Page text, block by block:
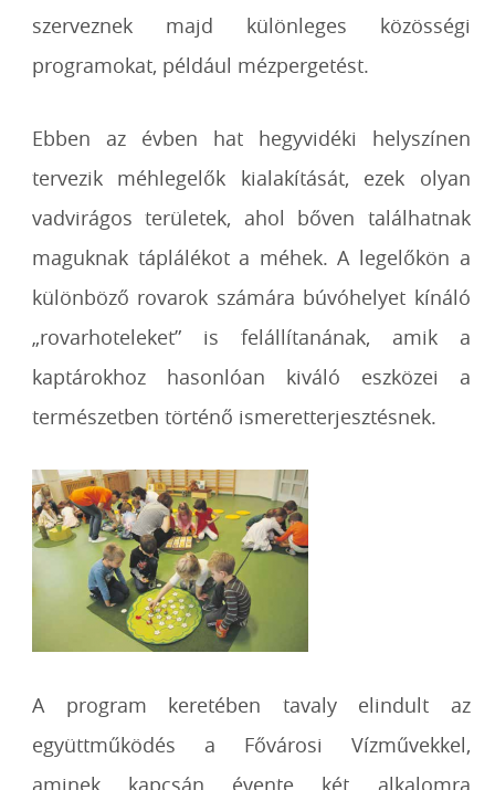
szerveznek majd különleges közösségi
programokat, például mézpergetést.
Ebben az évben hat hegyvidéki helyszínen
tervezik méhlegelők kialakítását, ezek olyan
vadvirágos területek, ahol bőven találhatnak
maguknak táplálékot a méhek. A legelőkön a
különböző rovarok számára búvóhelyet kínáló
„rovarhoteleket” is felállítanának, amik a
kaptárokhoz hasonlóan kiváló eszközei a
természetben történő ismeretterjesztésnek.
A program keretében tavaly elindult az
együttműködés a Fővárosi Vízművekkel,
aminek kapcsán évente két alkalomra